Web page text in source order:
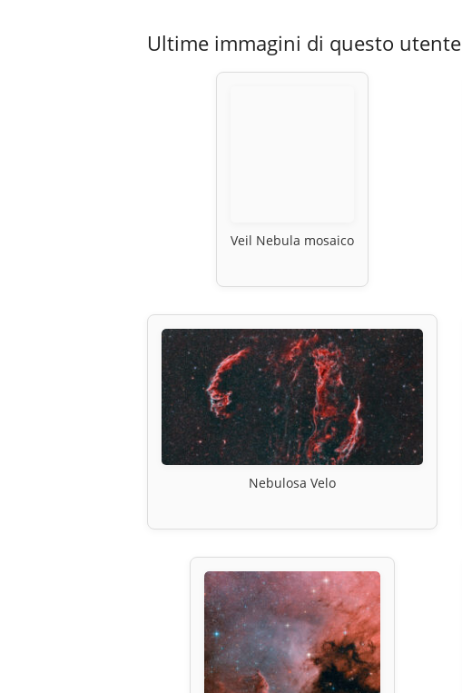
Ultime immagini di questo utente
Veil Nebula mosaico
Nebulosa Velo